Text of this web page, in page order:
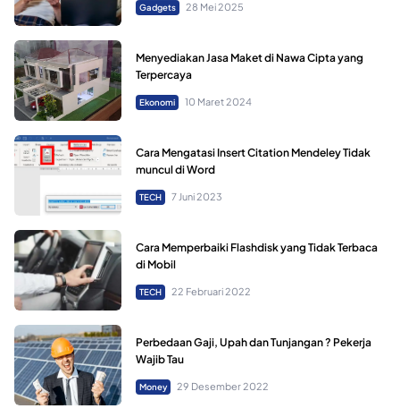
Gadgets 28 Mei 2025
Menyediakan Jasa Maket di Nawa Cipta yang
Terpercaya
Ekonomi 10 Maret 2024
Cara Mengatasi Insert Citation Mendeley Tidak
muncul di Word
TECH 7 Juni 2023
Cara Memperbaiki Flashdisk yang Tidak Terbaca
di Mobil
TECH 22 Februari 2022
Perbedaan Gaji, Upah dan Tunjangan ? Pekerja
Wajib Tau
Money 29 Desember 2022